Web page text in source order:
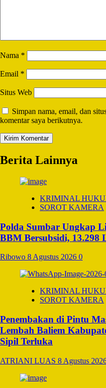
Nama *
Email *
Situs Web
Simpan nama, email, dan
komentar saya berikutnya.
Berita Lainnya
KRIMINAL
SOROT KAMERA
Polda Sumbar Ungkap
BBM Bersubsidi, 13.298
Ribowo 8 Agustus 2026 0
KRIMINAL
SOROT KAMERA
Penembakan di Pintu
Lembah Baliem
Sipil Terluka
ATRIANI LUAS 8 Agustus